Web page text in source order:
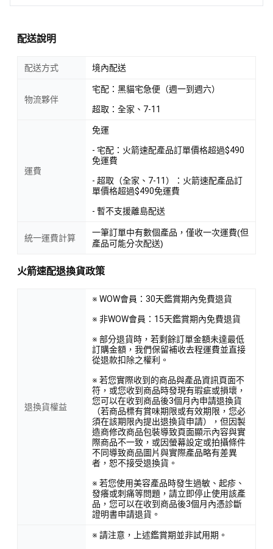
配送說明
配送方式 境內配送
物流夥伴
宅配：黑貓宅急便（週一到週六）
超取：全家、7-11
運費
免運
- 宅配：火箭速配產品訂單價格超過$490
免運費
- 超取（全家、7-11）：火箭速配產品訂
單價格超過$490免運費
- 暫不支援離島配送
統一運費計算
一筆訂單中有數個產品，僅收一次運費(但
產品可能分次配送)
火箭速配退換貨政策
退換貨權益
※ WOW會員：30天鑑賞期內免費退貨
※ 非WOW會員：15天鑑賞期內免費退貨
※ 部分退貨時，若剩餘訂單金額未達最低
訂購金額，我們保留補收去程運費並直接
從退款扣除之權利。
※ 若您實際收到的商品與產品資訊頁面不
符，或您收到商品時發現有瑕疵或損壞，
您可以在收到商品後3個月內申請退換貨
（若商品標有賞味期限或有效期限，您必
須在該期限內提出退換貨申請），但因製
造商修改商品包裝導致頁面顯示內容與實
際商品不一致，或因螢幕設定或拍攝條件
不同導致商品圖片與實際產品略有差異
者，恕不接受退換貨。
※ 若您使用美容產品時發生過敏、起疹、
發癢或刺痛等問題，請立即停止使用該產
品，您可以在收到商品後3個月內憑診斷
證明書申請退貨。
※ 請注意，上述鑑賞期並非試用期。